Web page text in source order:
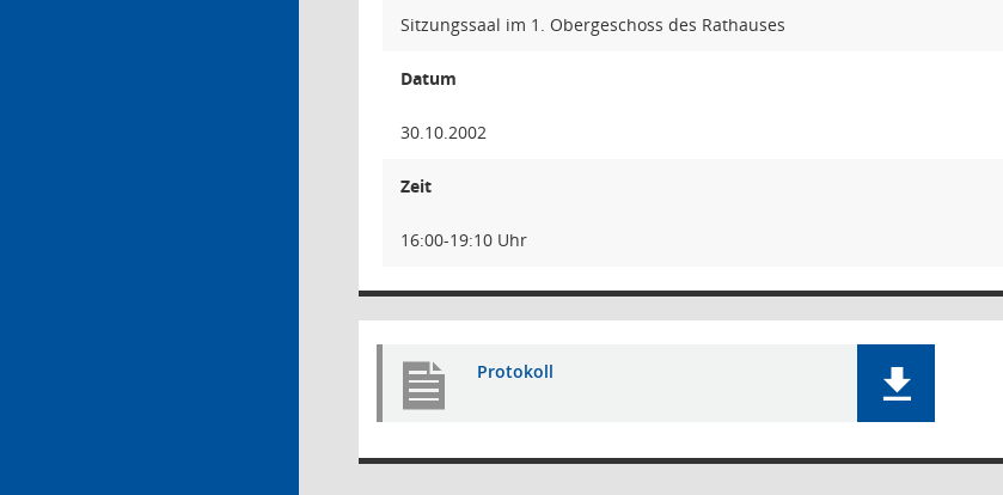
Sitzungssaal im 1. Obergeschoss des Rathauses
Datum
30.10.2002
Zeit
16:00-19:10 Uhr
Protokoll